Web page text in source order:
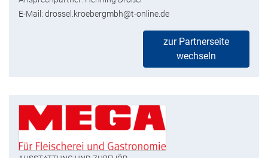
E-Mail: drossel.kroebergmbh@t-online.de
zur Partnerseite
wechseln